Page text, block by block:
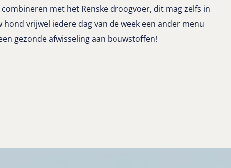
met het Renske droogvoer, dit mag zelfs in
hond vrijwel iedere dag van de week een ander menu
gezonde afwisseling aan bouwstoffen!